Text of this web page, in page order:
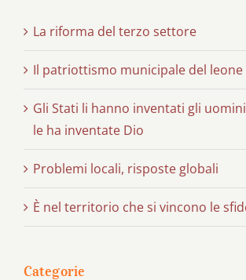
La riforma del terzo settore
Il patriottismo municipale del leone
Gli Stati li hanno inventati gli
le ha inventate Dio
Problemi locali, risposte globali
È nel territorio che si vincono le
Categorie